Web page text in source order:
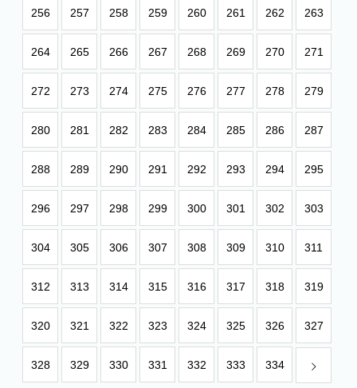
256 257 258 259 260 261 262 263
264 265 266 267 268 269 270 271
272 273 274 275 276 277 278 279
280 281 282 283 284 285 286 287
288 289 290 291 292 293 294 295
296 297 298 299 300 301 302 303
304 305 306 307 308 309 310 311
312 313 314 315 316 317 318 319
320 321 322 323 324 325 326 327
328 329 330 331 332 333 334